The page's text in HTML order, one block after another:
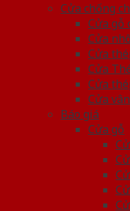
Cửa chống
Cửa gỗ
Cửa
Cửa
Cửa
Cửa
Cửa
Báo giá
Cửa gỗ